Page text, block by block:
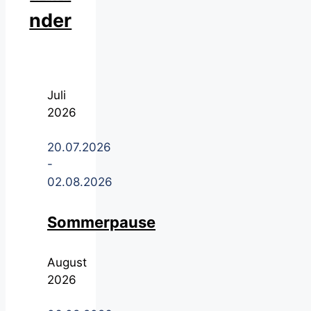
nder
Juli
2026
20.07.2026
-
02.08.2026
Sommerpause
August
2026